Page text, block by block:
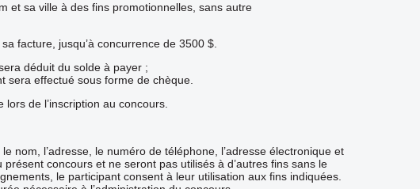
et sa ville à des fins promotionnelles, sans autre
facture, jusqu’à concurrence de 3500 $.
déduit du solde à payer ;
sera effectué sous forme de chèque.
de l’inscription au concours.
nom, l’adresse, le numéro de téléphone, l’adresse électronique et
concours et ne seront pas utilisés à d’autres fins sans le
le participant consent à leur utilisation aux fins indiquées.